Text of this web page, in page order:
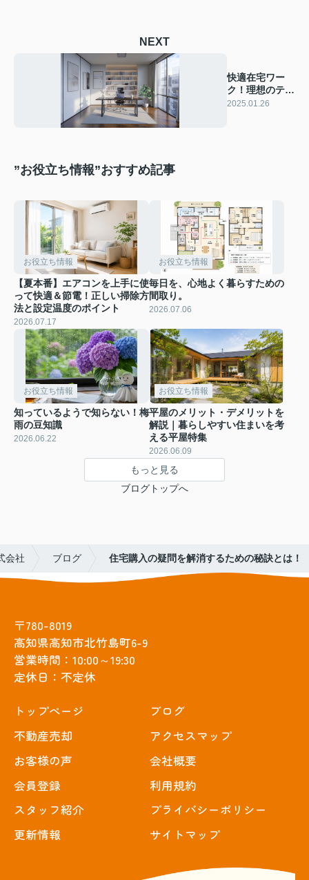
NEXT
快適在宅ワー
ク！理想のテレ
ワークスペース
2025.01.26
”お役立ち情報”おすすめ記事
お役立ち情報
【夏本番】エアコンを上手に使
って快適＆節電！正しい掃除方
法と設定温度のポイント
2026.07.17
お役立ち情報
毎日を、心地よく暮らすための
間取り。
2026.07.06
お役立ち情報
知っているようで知らない！梅
雨の豆知識
2026.06.22
お役立ち情報
平屋のメリット・デメリットを
解説｜暮らしやすい住まいを考
える平屋特集
2026.06.09
もっと見る
ブログトップへ
会社 ブログ 住宅購入の疑問を解消するための秘訣とは！
〒780-8019
高知県高知市北竹島町6-9
営業時間：10:00～19:30
定休日：不定休
トップぺージ
不動産売却
お客様の声
会員登録
スタッフ紹介
更新情報
ブログ
アクセスマップ
会社概要
利用規約
プライバシーポリシー
サイトマップ